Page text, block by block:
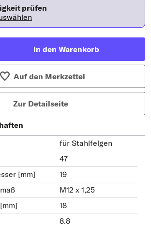
prüfen
In den Warenkorb
Auf den Merkzettel
Zur Detailseite
für Stahlfelgen
47
[mm]
19
M12 x 1,25
18
8.8